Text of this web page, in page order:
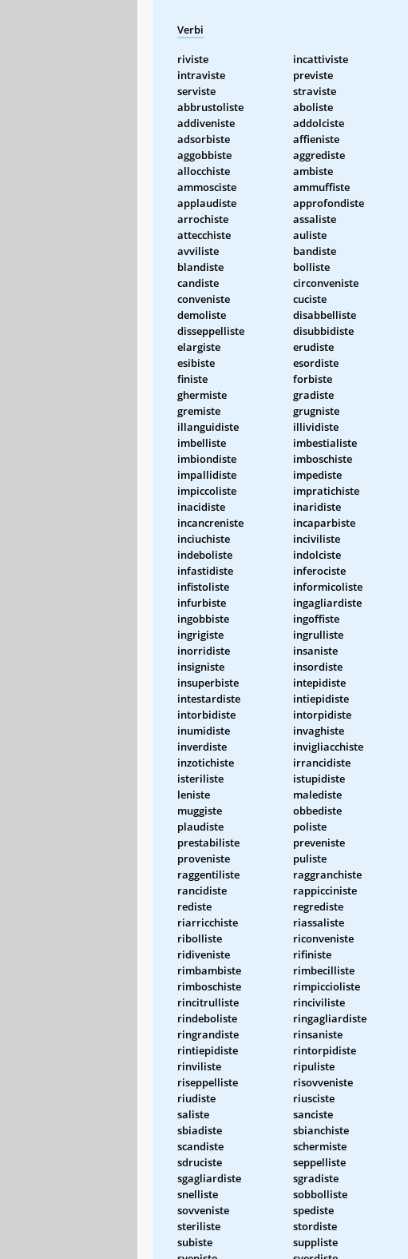
Verbi
riviste incattiviste
intraviste
previste
serviste
straviste
abbrustoliste
aboliste
addiveniste
addolciste
adsorbiste
affieniste
aggobbiste
aggrediste
allocchiste
ambiste
ammosciste
ammuffiste
applaudiste
approfondiste
arrochiste
assaliste
attecchiste
auliste
avviliste
bandiste
blandiste
bolliste
candiste
circonveniste
conveniste
cuciste
demoliste
disabbelliste
disseppelliste
disubbidiste
elargiste
erudiste
esibiste
esordiste
finiste
forbiste
ghermiste
gradiste
gremiste
grugniste
illanguidiste
illividiste
imbelliste
imbestialiste
imbiondiste
imboschiste
impallidiste
impediste
impiccoliste
impratichiste
inacidiste
inaridiste
incancreniste
incaparbiste
inciuchiste
inciviliste
indeboliste
indolciste
infastidiste
inferociste
infistoliste
informicoliste
infurbiste
ingagliardiste
ingobbiste
ingoffiste
ingrigiste
ingrulliste
inorridiste
insaniste
insigniste
insordiste
insuperbiste
intepidiste
intestardiste
intiepidiste
intorbidiste
intorpidiste
inumidiste
invaghiste
inverdiste
invigliacchiste
inzotichiste
irrancidiste
isteriliste
istupidiste
leniste
malediste
muggiste
obbediste
plaudiste
poliste
prestabiliste
preveniste
proveniste
puliste
raggentiliste
raggranchiste
rancidiste
rappicciniste
rediste
regrediste
riarricchiste
riassaliste
ribolliste
riconveniste
ridiveniste
rifiniste
rimbambiste
rimbecilliste
rimboschiste
rimpiccioliste
rincitrulliste
rinciviliste
rindeboliste
ringagliardiste
ringrandiste
rinsaniste
rintiepidiste
rintorpidiste
rinviliste
ripuliste
riseppelliste
risovveniste
riudiste
riusciste
saliste
sanciste
sbiadiste
sbianchiste
scandiste
schermiste
sdruciste
seppelliste
sgagliardiste
sgradiste
snelliste
sobbolliste
sovveniste
spediste
steriliste
stordiste
subiste
suppliste